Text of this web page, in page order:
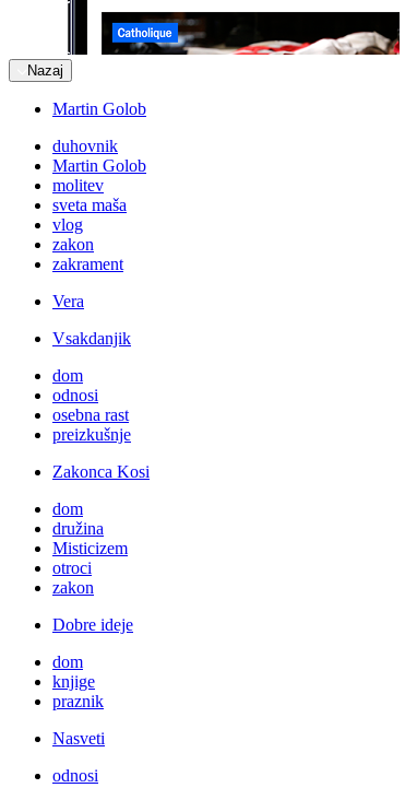
Nazaj
Martin Golob
duhovnik
Martin Golob
molitev
sveta maša
vlog
zakon
zakrament
Vera
Vsakdanjik
dom
odnosi
osebna rast
preizkušnje
Zakonca Kosi
dom
družina
Misticizem
otroci
zakon
Dobre ideje
dom
knjige
praznik
Nasveti
odnosi